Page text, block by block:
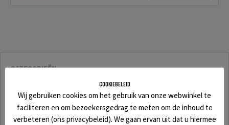
Categorieën
Black Project sale
Foil AIR
Cookiebeleid
Wij gebruiken cookies om het gebruik van onze webwinkel te
faciliteren en om bezoekersgedrag te meten om de inhoud te
verbeteren (ons privacybeleid). We gaan ervan uit dat u hiermee